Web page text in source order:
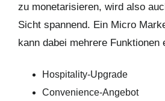
zu monetarisieren, wird also
Sicht spannend. Ein Micro
kann dabei mehrere Funktionen
Hospitality-Upgrade
Convenience-Angebot